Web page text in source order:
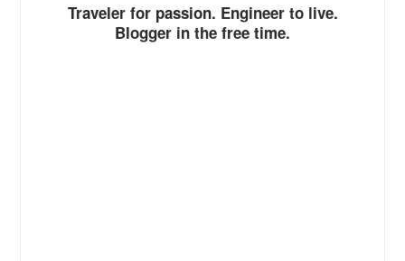
Traveler for passion. Engineer to live.
Blogger in the free time.